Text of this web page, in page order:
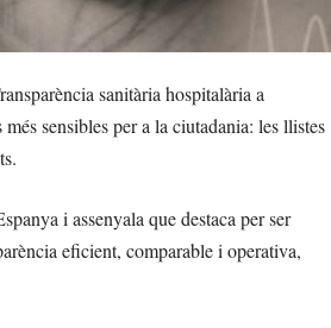
sanitària hospitalària a
sensibles per a la ciutadania: les llistes
i assenyala que destaca per ser
eficient, comparable i operativa,